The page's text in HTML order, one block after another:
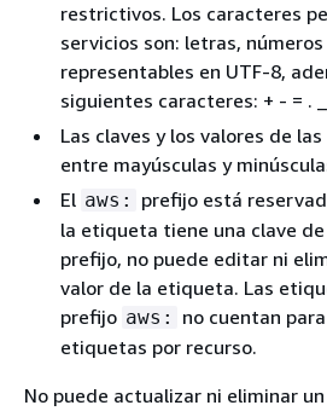
restrictivos. Los caracteres
servicios son: letras, números
representables en UTF-8,
siguientes caracteres: + - = .
Las claves y los valores de
entre mayúsculas y
El aws:
prefijo está
la etiqueta tiene una clave
prefijo, no puede editar ni
valor de la etiqueta. Las
prefijo aws:
no cuentan
etiquetas por recurso.
No puede actualizar ni eliminar